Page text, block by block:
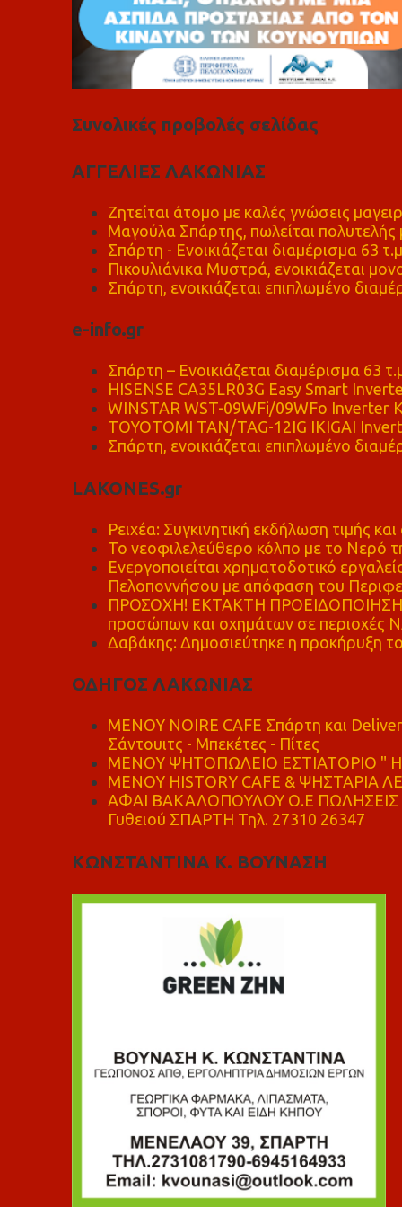
Συνολικές προβολές σελίδας
ΑΓΓΕΛΙΕΣ ΛΑΚΩΝΙΑΣ
Ζητείται άτομο με καλές γνώσεις
Μαγούλα Σπάρτης, πωλείται πολυτελής
Σπάρτη - Ενοικιάζεται διαμέρισμα 63 τ.μ
Πικουλιάνικα Μυστρά, ενοικιάζεται
Σπάρτη, ενοικιάζεται επιπλωμένο
e-info.gr
Σπάρτη – Ενοικιάζεται διαμέρισμα 63
HISENSE CA35LR03G Easy Smart
WINSTAR WST-09WFi/09WFo Inverter
TOYOTOMI TAN/TAG-12IG IKIGAI
Σπάρτη, ενοικιάζεται επιπλωμένο
LAKONES.gr
Ρειχέα: Συγκινητική εκδήλωση τιμής
Το νεοφιλελεύθερο κόλπο με το Νερό
Ενεργοποιείται χρηματοδοτικό
Πελοποννήσου με απόφαση του
ΠΡΟΣΟΧΗ! ΕΚΤΑΚΤΗ ΠΡΟΕΙΔΟΠΟΙΗΣΗ -
προσώπων και οχημάτων σε περιοχές
Δαβάκης: Δημοσιεύτηκε η προκήρυξη
ΟΔΗΓΟΣ ΛΑΚΩΝΙΑΣ
MENOY NOIRE CAFE Σπάρτη και
Σάντουιτς - Μπεκέτες - Πίτες
ΜΕΝΟΥ ΨΗΤΟΠΩΛΕΙΟ ΕΣΤΙΑΤΟΡΙΟ "
ΜΕΝΟΥ HISTORY CAFE & ΨΗΣΤΑΡΙΑ
ΑΦΑΙ ΒΑΚΑΛΟΠΟΥΛΟΥ Ο.Ε ΠΩΛΗΣΕΙΣ
Γυθειού ΣΠΑΡΤΗ Τηλ. 27310 26347
ΚΩΝΣΤΑΝΤΙΝΑ Κ. ΒΟΥΝΑΣΗ